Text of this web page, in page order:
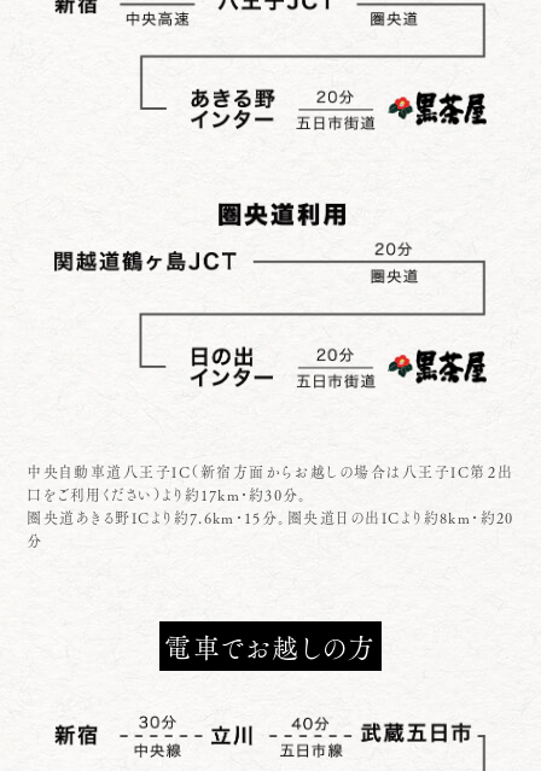
中央自動車道八王子IC（新宿方面からお越しの場合は八王子IC第２出
口をご利用ください）より約17km・約30分。
圏央道あきる野ICより約7.6km・15分。圏央道日の出ICより約8km・約20
分
電車でお越しの方